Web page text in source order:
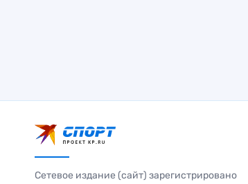
Сетевое издание (сайт) зарегистрировано